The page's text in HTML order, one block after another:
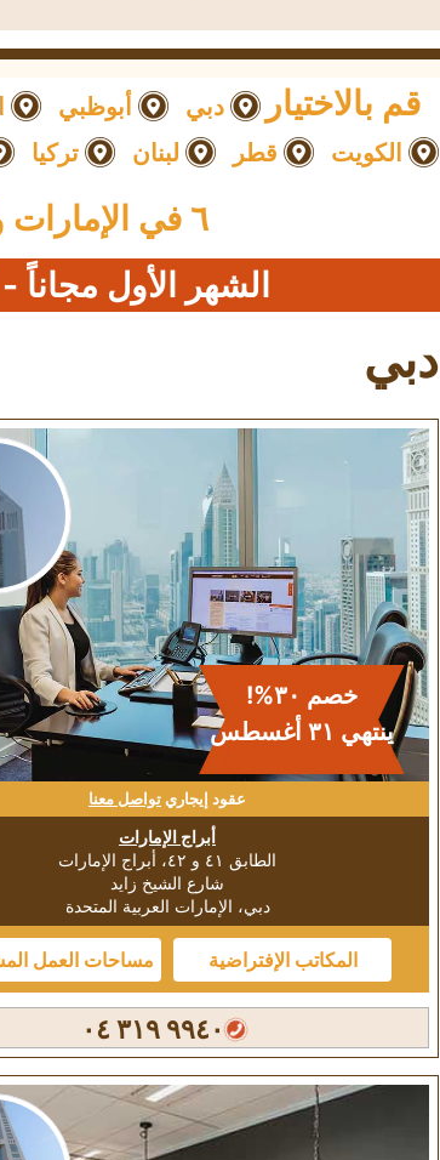
قم بالاختيار دبي أبوظبي
الكويت
قطر لبنان تركيا
٦ في الإمارات وأكثر من ۱٥۰ عنوان حول العالم
الشهر الأول
دبي
خصم ٣٠%!
ينتهي ٣۱ أغسطس
عقود إيجاري تواصل معنا
أبراج الإمارات
الطابق ٤١ و ٤٢، أبراج الإمارات
شارع الشيخ زايد
دبي، الإمارات العربية المتحدة
المكاتب الإفتراضية مساحات العمل
٩٩٤٠ ٣١٩ ٠٤